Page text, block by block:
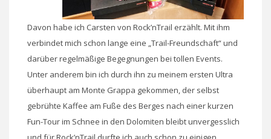
Davon habe ich Carsten von Rock’nTrail erzählt. Mit ihm
verbindet mich schon lange eine „Trail-Freundschaft“ und
darüber regelmäßige Begegnungen bei tollen Events.
Unter anderem bin ich durch ihn zu meinem ersten Ultra
überhaupt am Monte Grappa gekommen, der selbst
gebrühte Kaffee am Fuße des Berges nach einer kurzen
Fun-Tour im Schnee in den Dolomiten bleibt unvergesslich